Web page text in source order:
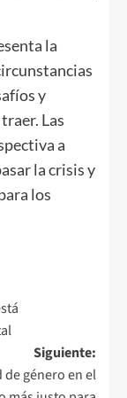
la
y
Las
a
la crisis y
los
Siguiente:
género en el